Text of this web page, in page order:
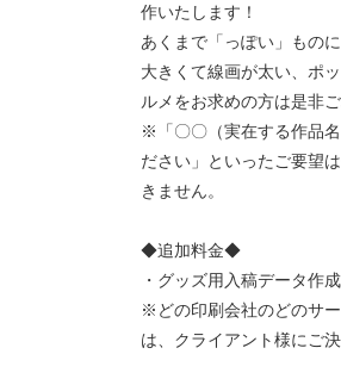
作いたします！
あくまで「っぽい」もの
大きくて線画が太い、ポ
ルメをお求めの方は是非
※「〇〇（実在する作品
ださい」といったご要望
きません。
◆追加料金◆
・グッズ用入稿データ作
※どの印刷会社のどのサ
は、クライアント様にご